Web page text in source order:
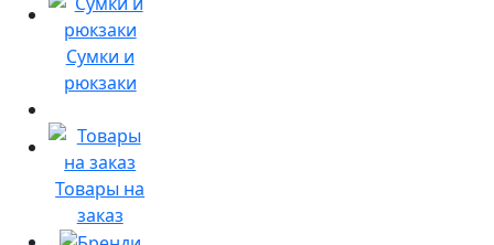
Сумки и
рюкзаки
Товары на
заказ